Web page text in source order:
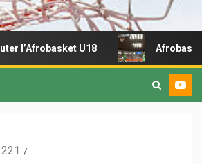
U18 Afrobasket U18